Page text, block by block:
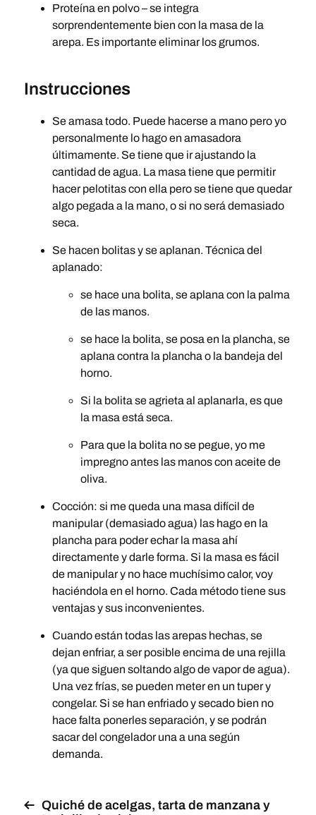
Proteína en polvo – se integra
sorprendentemente bien con la masa de la
arepa. Es importante eliminar los grumos.
Instrucciones
Se amasa todo. Puede hacerse a mano pero yo
personalmente lo hago en amasadora
últimamente. Se tiene que ir ajustando la
cantidad de agua. La masa tiene que permitir
hacer pelotitas con ella pero se tiene que quedar
algo pegada a la mano, o si no será demasiado
seca.
Se hacen bolitas y se aplanan. Técnica del
aplanado:
se hace una bolita, se aplana con la palma
de las manos.
se hace la bolita, se posa en la plancha, se
aplana contra la plancha o la bandeja del
horno.
Si la bolita se agrieta al aplanarla, es que
la masa está seca.
Para que la bolita no se pegue, yo me
impregno antes las manos con aceite de
oliva.
Cocción: si me queda una masa difícil de
manipular (demasiado agua) las hago en la
plancha para poder echar la masa ahí
directamente y darle forma. Si la masa es fácil
de manipular y no hace muchísimo calor, voy
haciéndola en el horno. Cada método tiene sus
ventajas y sus inconvenientes.
Cuando están todas las arepas hechas, se
dejan enfriar, a ser posible encima de una rejilla
(ya que siguen soltando algo de vapor de agua).
Una vez frías, se pueden meter en un tuper y
congelar. Si se han enfriado y secado bien no
hace falta ponerles separación, y se podrán
sacar del congelador una a una según
demanda.
Quiché de acelgas, tarta de manzana y